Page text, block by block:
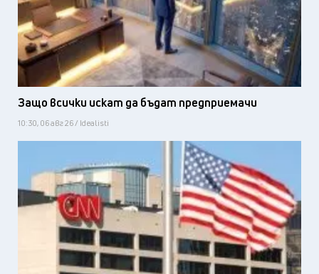
Защо всички искат да бъдат предприемачи
10:30, 06 авг 26 / Idealisti